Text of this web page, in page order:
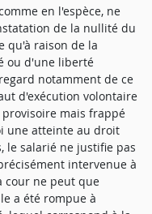
en l'espèce, ne
de la nullité du
qu'à raison de la
ou d'une liberté
notamment de ce
d'exécution volontaire
mais frappé
une atteinte au droit
le salarié ne justifie pas
intervenue à
cour ne peut que
a été rompue à